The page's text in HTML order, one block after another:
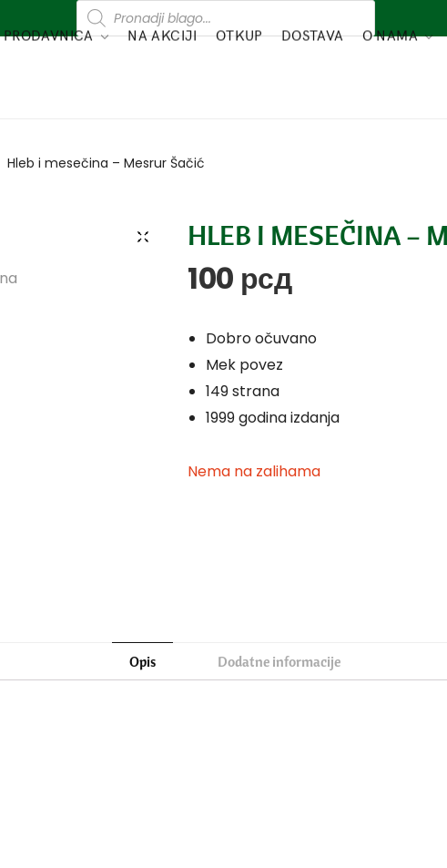
PRODAVNICA NA AKCIJI OTKUP DOSTAVA O NAMA
Hleb i mesečina – Mesrur Šačić
HLEB I MESEČINA –
100 рсд
Dobro očuvano
Mek povez
149 strana
1999 godina izdanja
Nema na zalihama
Opis Dodatne informacije